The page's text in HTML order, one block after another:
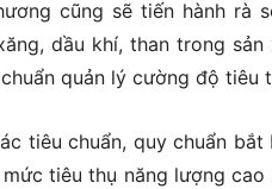
cũng sẽ tiến hành rà
dầu khí, than trong
quản lý cường độ tiêu
tiêu chuẩn, quy chuẩn
tiêu thụ năng lượng